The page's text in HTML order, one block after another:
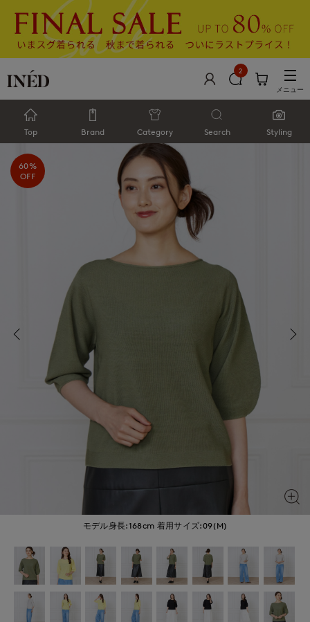
2
メニュー
Top Brand Category Search Styling
モデル身長:168cm 着用サイズ:09(M)
60%
OFF